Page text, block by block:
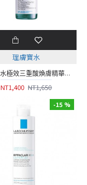
理膚寶水
理膚寶水極效三重酸煥膚精華(#三酸煥膚瓶)30ml
NT1,400 NT1,650
-15 %